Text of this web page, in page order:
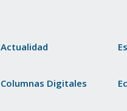
Actualidad
Columnas Digitales